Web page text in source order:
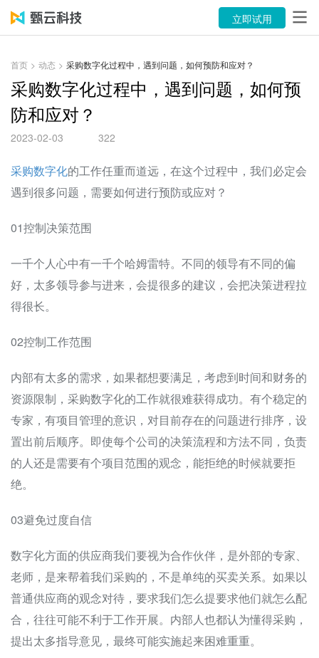
产品
案例
资源中心
售前咨询：400-116-6869
立即试用
首页 > 动态 > 采购数字化过程中，遇到问题，如何预防和应对？
采购数字化过程中，遇到问题，如何预
防和应对？
2023-02-03 322
采购数字化的工作任重而道远，在这个过程中，我们必定会
遇到很多问题，需要如何进行预防或应对？
01控制决策范围
一千个人心中有一千个哈姆雷特。不同的领导有不同的偏
好，太多领导参与进来，会提很多的建议，会把决策进程拉
得很长。
02控制工作范围
内部有太多的需求，如果都想要满足，考虑到时间和财务的
资源限制，采购数字化的工作就很难获得成功。有个稳定的
专家，有项目管理的意识，对目前存在的问题进行排序，设
置出前后顺序。即使每个公司的决策流程和方法不同，负责
的人还是需要有个项目范围的观念，能拒绝的时候就要拒
绝。
03避免过度自信
数字化方面的供应商我们要视为合作伙伴，是外部的专家、
老师，是来帮着我们采购的，不是单纯的买卖关系。如果以
普通供应商的观念对待，要求我们怎么提要求他们就怎么配
合，往往可能不利于工作开展。内部人也都认为懂得采购，
提出太多指导意见，最终可能实施起来困难重重。